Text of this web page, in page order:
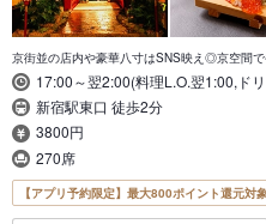
京街並の店内や豪華八寸はSNS映え◎京空間
17:00～翌2:00(料理L.O.翌1:00,ド
新宿駅東口 徒歩2分
3800円
270席
【アプリ予約限定】最大800ポイント還元対